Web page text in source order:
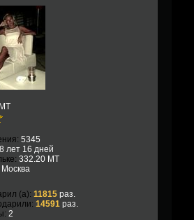
5345
лет 16 дней
332.20 MT
Москва
(а): 11815раз.
14591раз.
2